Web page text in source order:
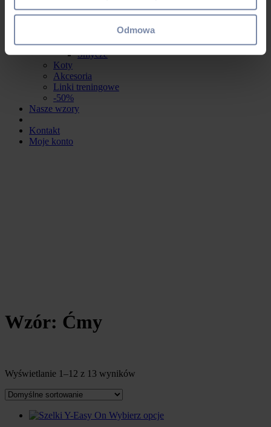
Odmowa
Smycze
Szelki
Smycze
Koty
Akcesoria
Linki treningowe
-50%
Nasze wzory
Kontakt
Moje konto
Wzór: Ćmy
Wyświetlanie 1–12 z 13 wyników
Wybierz opcje